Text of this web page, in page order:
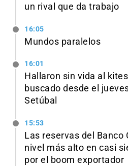
un rival que da trabajo
16:05
Mundos paralelos
16:01
Hallaron sin vida al
buscado desde el
Setúbal
15:53
Las reservas del Banco
nivel más alto en casi
por el boom exportador